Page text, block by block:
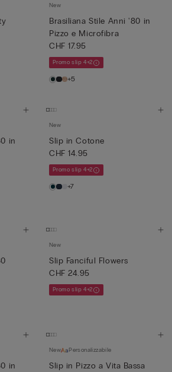
New
Brasiliana Stile Anni '80 in
Pizzo e Microfibra
CHF 17.95
Promo slip 4+2
+5
in
New
Slip in Cotone
CHF 14.95
Promo slip 4+2
+7
New
Slip Fanciful Flowers
CHF 24.95
Promo slip 4+2
in
New Personalizzabile
Slip in Pizzo a Vita Bassa